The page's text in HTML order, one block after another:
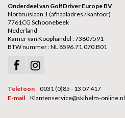
Onderdeel van GolfDriver Europe BV
Norbruislaan 1 (afhaaladres / kantoor)
7761CG Schoonebeek
Nederland
Kamer van Koophandel : 73807591
BTW nummer : NL 8596.71.070.B01
Telefoon
0031 (0)85 - 13 07 417
E-mail
Klantenservice@skihelm-online.nl